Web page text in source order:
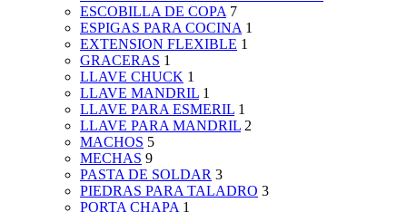
ESCOBILLA DE COPA 7
ESPIGAS PARA COCINA 1
EXTENSION FLEXIBLE 1
GRACERAS 1
LLAVE CHUCK 1
LLAVE MANDRIL 1
LLAVE PARA ESMERIL 1
LLAVE PARA MANDRIL 2
MACHOS 5
MECHAS 9
PASTA DE SOLDAR 3
PIEDRAS PARA TALADRO 3
PORTA CHAPA 1